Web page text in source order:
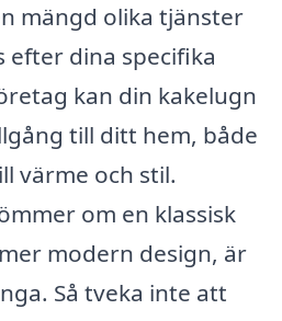
mängd olika tjänster
efter dina specifika
kan din kakelugn
till ditt hem, både
värme och stil.
om en klassisk
modern design, är
Så tveka inte att